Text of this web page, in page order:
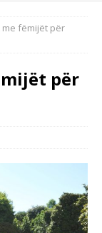
fëmijët për
për